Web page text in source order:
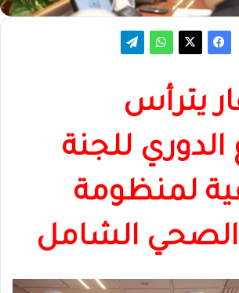
يترأس
الدوري للجنة
لمنظومة
الصحي الشامل